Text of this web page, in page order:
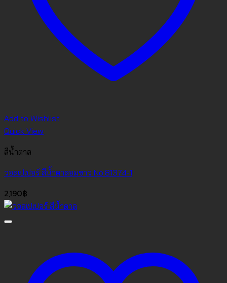
Add to Wishlist
Quick View
สีน้ำตาล
วอลเปเปอร์ สีน้ำตาลอมขาว No.81374-1
2,190฿